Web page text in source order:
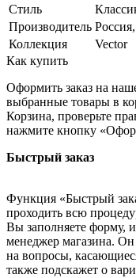
Стиль
Производитель
Коллекция
Vector
Как купить
Оформить заказ на
выбранные товары в
Корзина, проверьте
нажмите кнопку
Быстрый заказ
Функция «Быстрый
проходить всю
Вы заполняете форму,
менеджер магазина. Он
на вопросы,
также подскажет о